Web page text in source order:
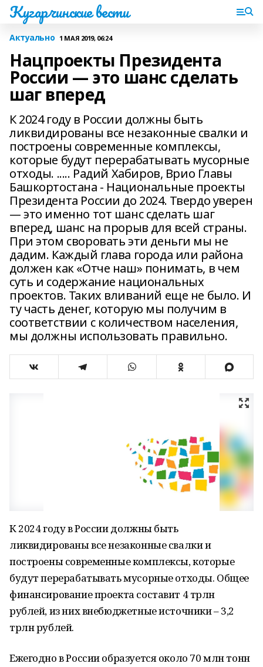
Кугарчинские вести
Актуально 1 МАЯ 2019, 06:24
Нацпроекты Президента
России — это шанс сделать
шаг вперед
К 2024 году в России должны быть
ликвидированы все незаконные свалки и
построены современные комплексы,
которые будут перерабатывать мусорные
отходы. ..... Радий Хабиров, Врио Главы
Башкортостана - Национальные проекты
Президента России до 2024. Твердо уверен
— это именно тот шанс сделать шаг
вперед, шанс на прорыв для всей страны.
При этом своровать эти деньги мы не
дадим. Каждый глава города или района
должен как «Отче наш» понимать, в чем
суть и содержание национальных
проектов. Таких вливаний еще не было. И
ту часть денег, которую мы получим в
соответствии с количеством населения,
мы должны использовать правильно.
К 2024 году в России должны быть
ликвидированы все незаконные свалки и
построены современные комплексы, которые
будут перерабатывать мусорные отходы. Общее
финансирование проекта составит 4 трлн
рублей, из них внебюджетные источники – 3,2
трлн рублей.
Ежегодно в России образуется около 70 млн тонн